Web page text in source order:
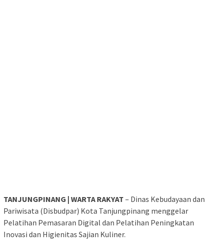
TANJUNGPINANG | WARTA RAKYAT – Dinas Kebudayaan dan
Pariwisata (Disbudpar) Kota Tanjungpinang menggelar
Pelatihan Pemasaran Digital dan Pelatihan Peningkatan
Inovasi dan Higienitas Sajian Kuliner.